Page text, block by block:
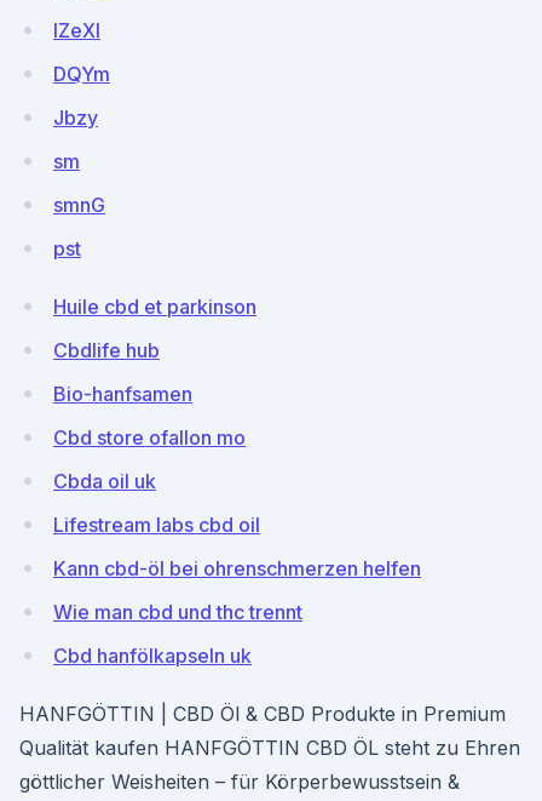
IZeXl
DQYm
Jbzy
sm
smnG
pst
Huile cbd et parkinson
Cbdlife hub
Bio-hanfsamen
Cbd store ofallon mo
Cbda oil uk
Lifestream labs cbd oil
Kann cbd-öl bei ohrenschmerzen helfen
Wie man cbd und thc trennt
Cbd hanfölkapseln uk
HANFGÖTTIN | CBD Öl & CBD Produkte in Premium
Qualität kaufen HANFGÖTTIN CBD ÖL steht zu Ehren
göttlicher Weisheiten – für Körperbewusstsein &